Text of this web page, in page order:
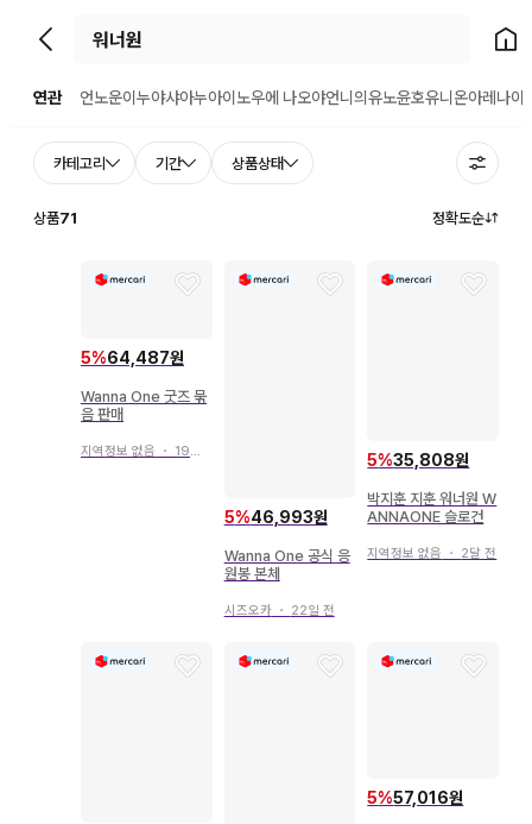
뒤로가기 홈으
연관 언노운이누야샤아누아이노우에 나오야언니의 유노윤호유니온아레나이
카테고리 기간 상품상태
상품71 정확도순
5%64,487원
Wanna One 굿즈 묶
음 판매
지역정보 없음 ・ 19일 전
5%46,993원
Wanna One 공식 응
원봉 본체
시즈오카・ 22일 전
5%35,808원
박지훈 지훈 워너원 W
ANNAONE 슬로건
지역정보 없음 ・ 2달 전
5%57,016원